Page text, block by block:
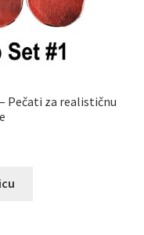
Pečati za realističnu